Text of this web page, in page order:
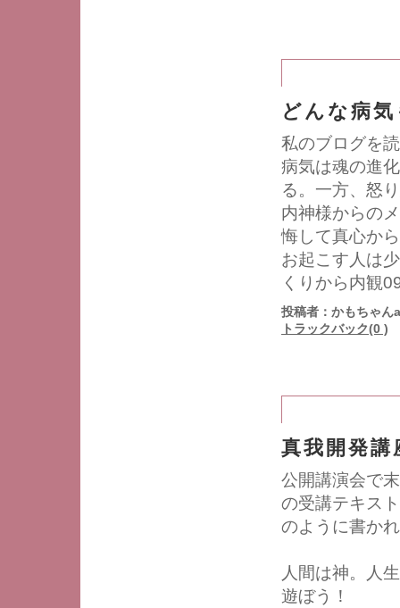
どんな病
私のブログを
病気は魂の進
る。一方、怒
内神様からの
悔して真心か
お起こす人は
くりから内観
投稿者：かもちゃ
トラックバック(0 )
真我開発
公開講演会で
の受講テキス
のように書か
人間は神。人
遊ぼう！